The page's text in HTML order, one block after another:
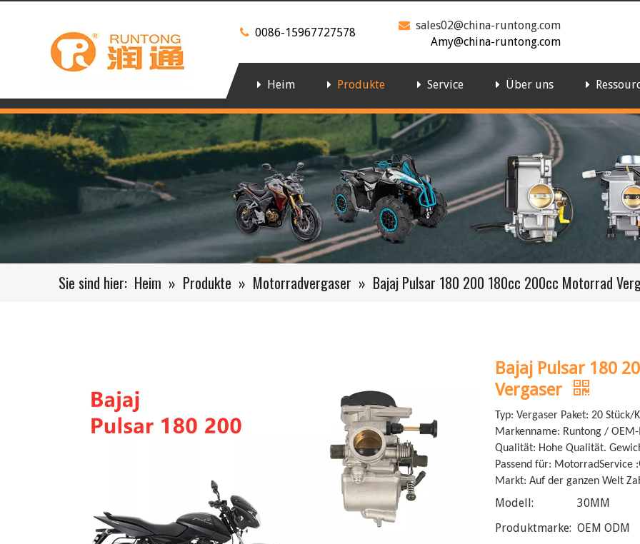
 0086-15967727578
 sales02@china-runtong.com
Amy@china-runtong.com
Heim Produkte Service Über uns
Sie sind hier: Heim » Produkte » Motorradvergaser » Bajaj Pulsar 180 200 180cc 200cc Motorrad
Bajaj Pulsar 180
Vergaser
Typ: Vergaser Paket: 20 Stück/
Markenname: Runtong /
Qualität: Hohe Qualität.
Passend für: MotorradService :
Markt: Auf der ganzen Welt
Modell:
30MM
Produktmarke: OEM ODM